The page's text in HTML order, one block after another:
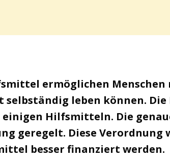
ermöglichen
selbständig leben können.
Hilfsmitteln. Die
geregelt. Diese Verordnung
besser finanziert werden.